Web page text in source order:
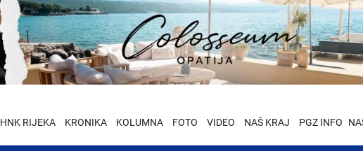
HNK RIJEKA KRONIKA KOLUMNA FOTO VIDEO NAŠ KRAJ PGZ INFO